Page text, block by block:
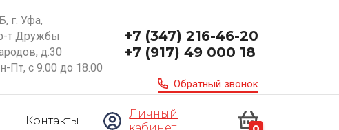
г. Уфа,
т Дружбы
д.30
Пт, с 9.00 до 18.00
+7 (347) 216-46-20
+7 (917) 49 000 18
Обратный звонок
Контакты
Личный